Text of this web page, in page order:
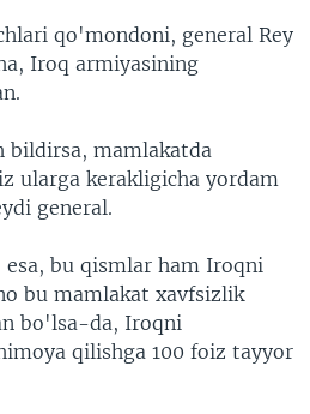
qo'mondoni, general Rey
Iroq armiyasining
bildirsa, mamlakatda
ularga kerakligicha yordam
general.
bu qismlar ham Iroqni
bu mamlakat xavfsizlik
bo'lsa-da, Iroqni
qilishga 100 foiz tayyor